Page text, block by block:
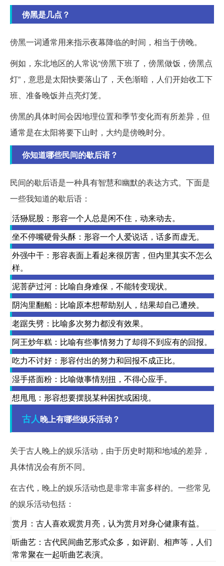
傍黑是几点？
傍黑一词通常用来指示夜幕降临的时间，相当于傍晚。
例如，东北地区的人常说“傍黑下班了，傍黑做饭，傍黑点
灯”，意思是太阳快要落山了，天色渐暗，人们开始收工下
班、准备晚饭并点亮灯笼。
傍黑的具体时间会因地理位置和季节变化而有所差异，但
通常是在太阳将要下山时，大约是傍晚时分。
你知道哪些民间的歇后语？
民间的歇后语是一种具有智慧和幽默的表达方式。下面是
一些我知道的歇后语：
活狲屁股：形容一个人总是闲不住，动来动去。
坐不停嘴硬骨头酥：形容一个人爱说话，话多而虚无。
外强中干：形容表面上看起来很厉害，但内里其实不怎么
样。
泥菩萨过河：比喻自身难保，不能转变现状。
阴沟里翻船：比喻原本想帮助别人，结果却自己遭殃。
老踞失劈：比喻多次努力都没有效果。
阿王炒年糕：比喻有些事情努力了却得不到应有的回报。
吃力不讨好：形容付出的努力和回报不成正比。
湿手搭面粉：比喻做事情别扭，不得心应手。
想甩甩：形容想要摆脱某种困扰或困境。
古人晚上有哪些娱乐活动？
关于古人晚上的娱乐活动，由于历史时期和地域的差异，
具体情况会有所不同。
在古代，晚上的娱乐活动也是非常丰富多样的。一些常见
的娱乐活动包括：
赏月：古人喜欢观赏月亮，认为赏月对身心健康有益。
听曲艺：古代民间曲艺形式众多，如评剧、相声等，人们
常常聚在一起听曲艺表演。